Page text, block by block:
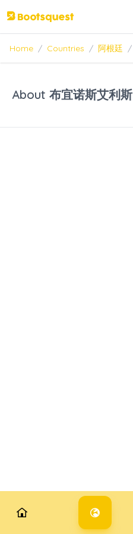
Home / Countries / 阿根廷 /
About 布宜诺斯艾利斯